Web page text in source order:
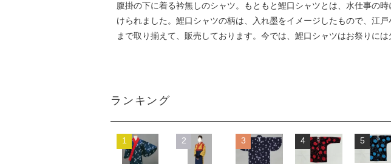
腹掛の下に着る衿無しのシャツ。もともと鯉口シャツとは、水仕事の
けられました。鯉口シャツの柄は、入れ墨をイメージしたもので、江
まで取り揃えて、販売しております。今では、鯉口シャツはお祭りには
ランキング
1 2 3 4 5